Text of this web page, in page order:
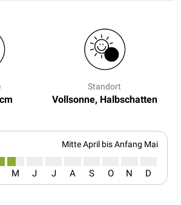
Standort
Vollsonne, Halbschatten
Mitte April bis Anfang Mai
M J J A S O N D